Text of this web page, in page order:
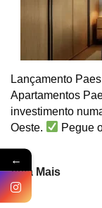
Lançamento
Apartamentos
investimento
Oeste.
Pegue
Veja Mais
←